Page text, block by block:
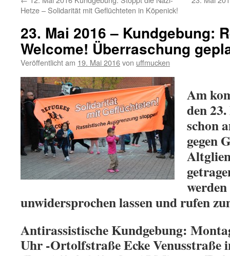
Hetze – Solidarität mit Geflüchteten in Köpenick!
23. Mai 2016 – Kundgebung:
Welcome! Überraschung
Veröffentlicht am 19. Mai 2016von uffmucken
Am
den
schon
gegen
unwidersprochen lassen und rufen
Antirassistische Kundgebung:
Uhr -Ortolfstraße Ecke Venusstraße